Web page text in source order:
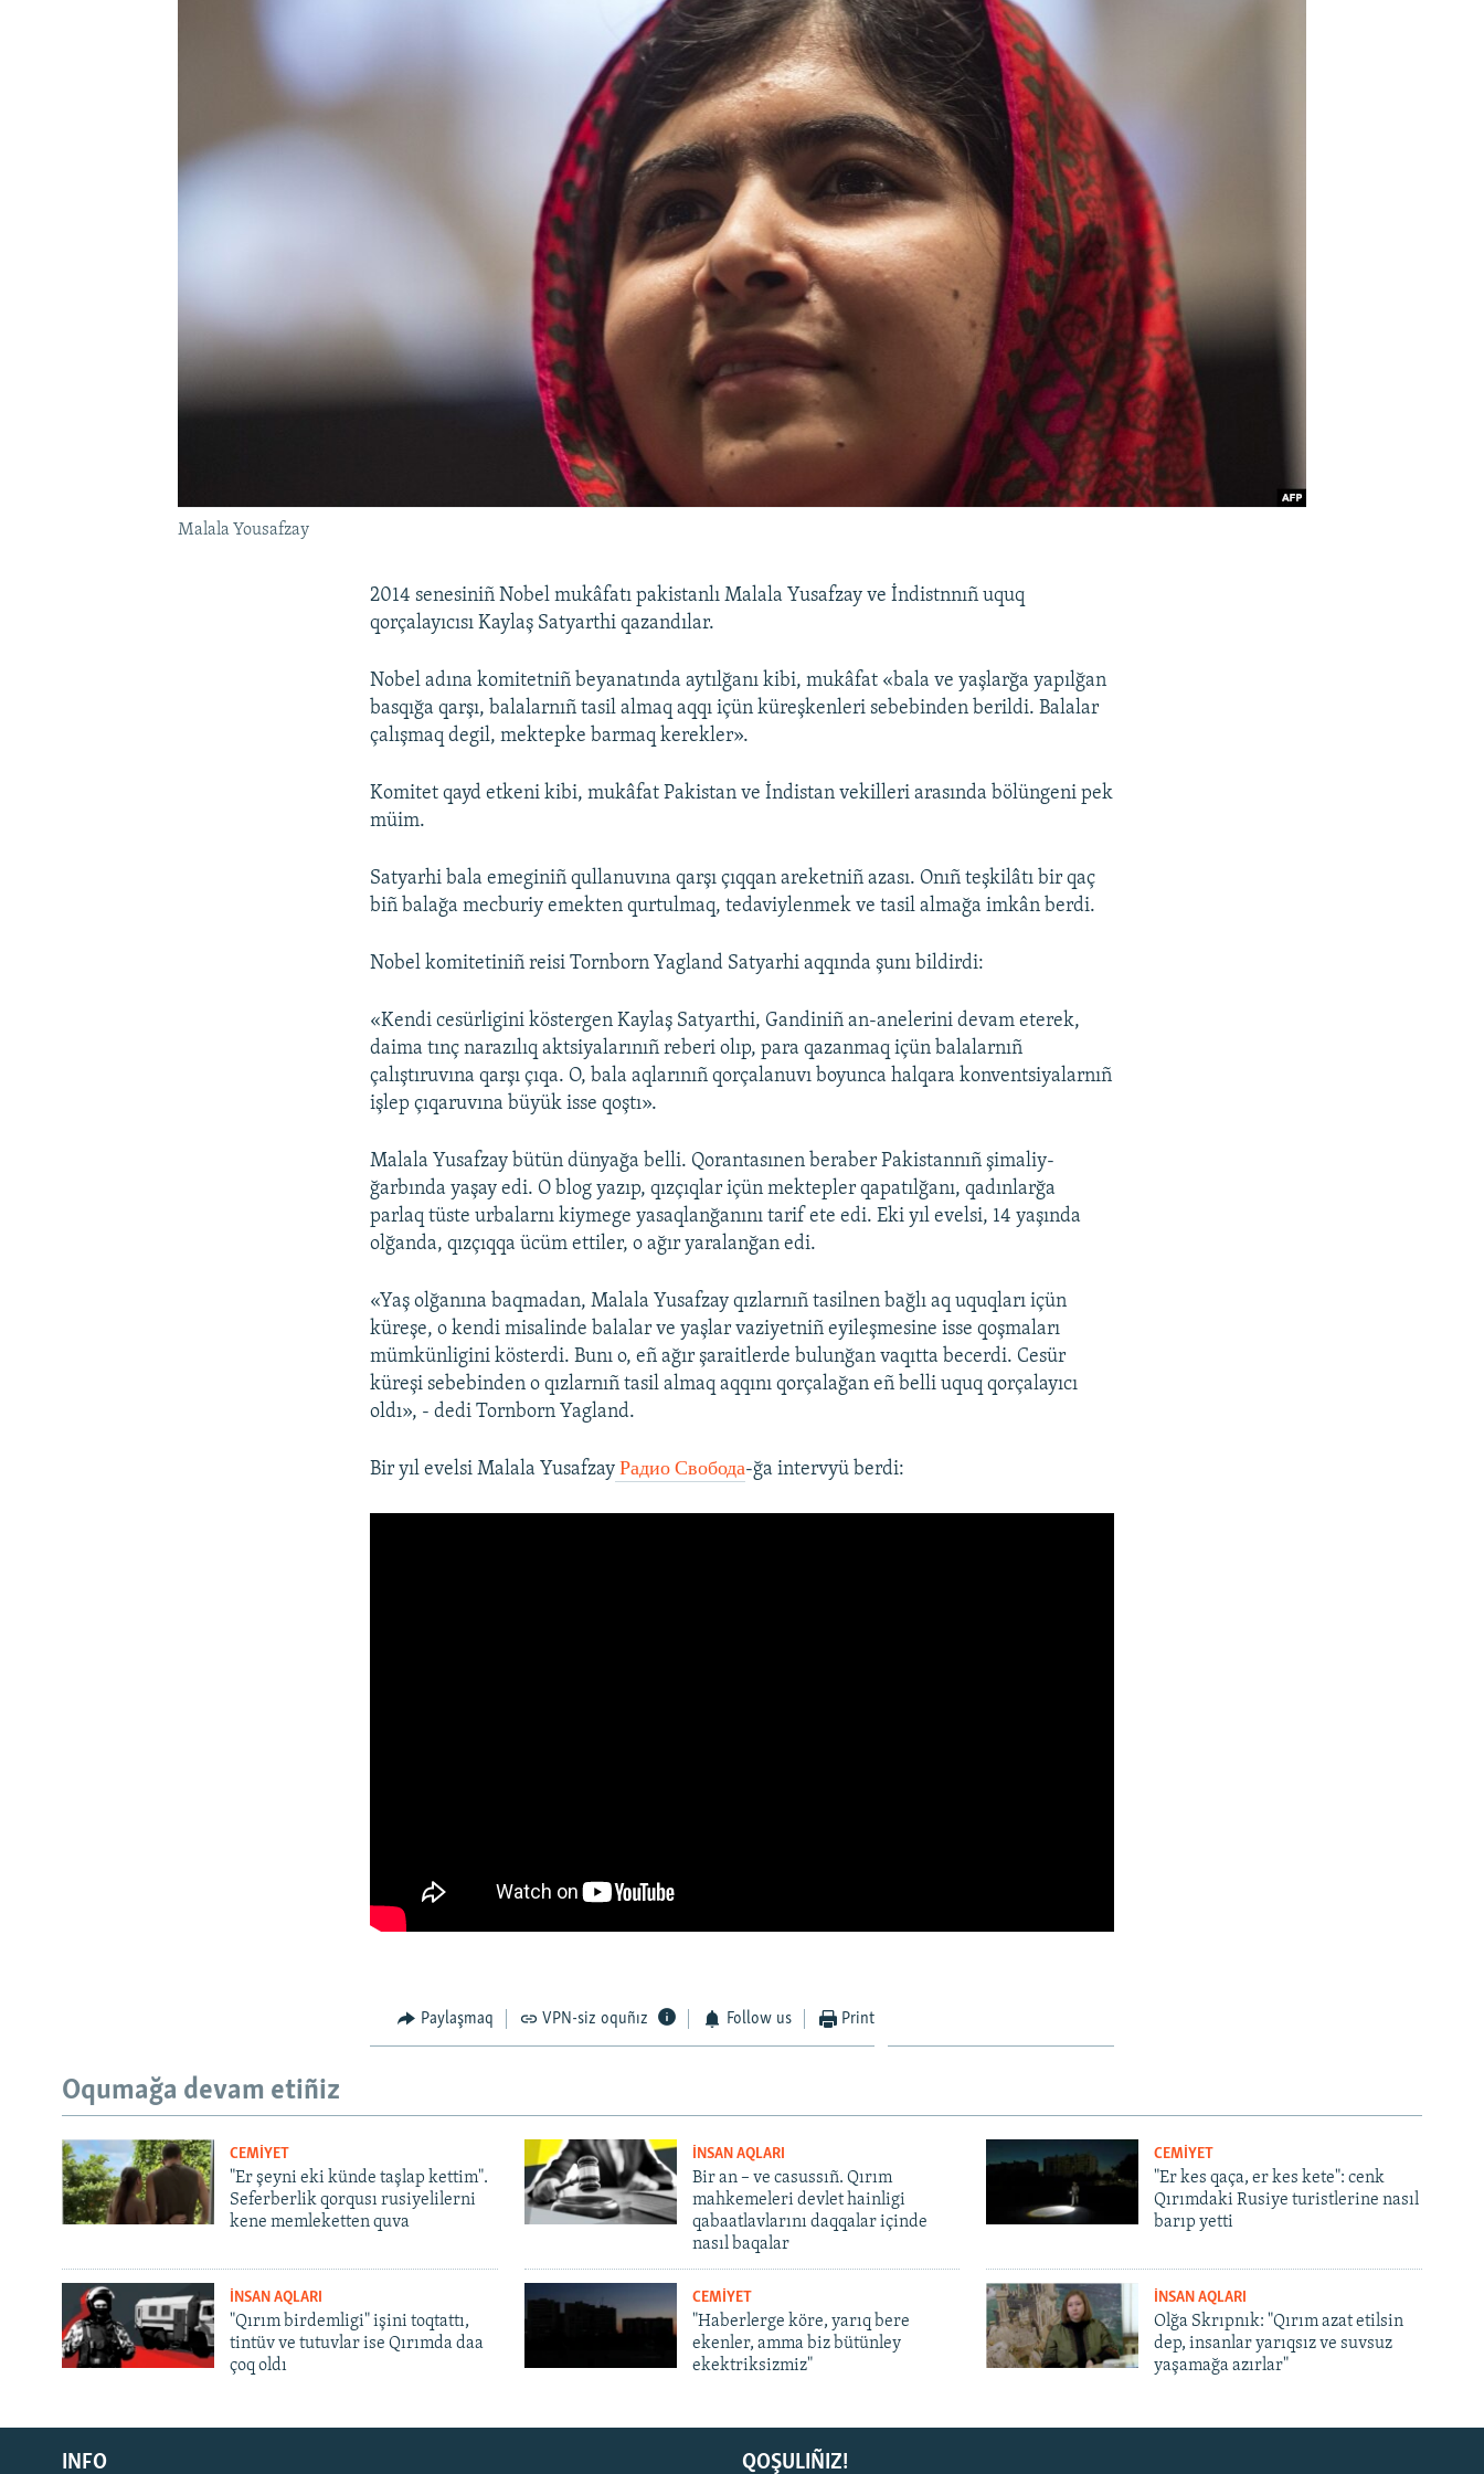
Русский
Українською
Malala Yousafzay
2014 senesiniñ Nobel mukâfatı pakistanlı Malala Yusafzay ve İndistnnıñ uquq
qorçalayıcısı Kaylaş Satyarthi qazandılar.
Nobel adına komitetniñ beyanatında aytılğanı kibi, mukâfat «bala ve yaşlarğa yapılğan
basqığa qarşı, balalarnıñ tasil almaq aqqı içün küreşkenleri sebebinden berildi. Balalar
çalışmaq degil, mektepke barmaq kerekler».
Komitet qayd etkeni kibi, mukâfat Pakistan ve İndistan vekilleri arasında bölüngeni pek
müim.
Satyarhi bala emeginiñ qullanuvına qarşı çıqqan areketniñ azası. Onıñ teşkilâtı bir qaç
biñ balağa mecburiy emekten qurtulmaq, tedaviylenmek ve tasil almağa imkân berdi.
Nobel komitetiniñ reisi Tornborn Yagland Satyarhi aqqında şunı bildirdi:
«Kendi cesürligini köstergen Kaylaş Satyarthi, Gandiniñ an-anelerini devam eterek,
daima tınç narazılıq aktsiyalarınıñ reberi olıp, para qazanmaq içün balalarnıñ
çalıştıruvına qarşı çıqa. O, bala aqlarınıñ qorçalanuvı boyunca halqara konventsiyalarnıñ
işlep çıqaruvına büyük isse qoştı».
Malala Yusafzay bütün dünyağa belli. Qorantasınen beraber Pakistannıñ şimaliy-
ğarbında yaşay edi. O blog yazıp, qızçıqlar içün mektepler qapatılğanı, qadınlarğa
parlaq tüste urbalarnı kiymege yasaqlanğanını tarif ete edi. Eki yıl evelsi, 14 yaşında
olğanda, qızçıqqa ücüm ettiler, o ağır yaralanğan edi.
«Yaş olğanına baqmadan, Malala Yusafzay qızlarnıñ tasilnen bağlı aq uquqları içün
küreşe, o kendi misalinde balalar ve yaşlar vaziyetniñ eyileşmesine isse qoşmaları
mümkünligini kösterdi. Bunı o, eñ ağır şaraitlerde bulunğan vaqıtta becerdi. Cesür
küreşi sebebinden o qızlarnıñ tasil almaq aqqını qorçalağan eñ belli uquq qorçalayıcı
oldı», - dedi Tornborn Yagland.
Bir yıl evelsi Malala Yusafzay Радио Свобода-ğa intervyü berdi:
Paylaşmaq VPN-siz oquñız Follow us Print
Oqumağa devam etiñiz
CEMİYET
"Er şeyni eki künde taşlap kettim".
Seferberlik qorqusı rusiyelilerni
kene memleketten quva
İNSAN AQLARI
Bir an – ve casussıñ. Qırım
mahkemeleri devlet hainligi
qabaatlavlarını daqqalar içinde
nasıl baqalar
CEMİYET
"Er kes qaça, er kes kete": cenk
Qırımdaki Rusiye turistlerine nasıl
barıp yetti
İNSAN AQLARI
"Qırım birdemligi" işini toqtattı,
tintüv ve tutuvlar ise Qırımda daa
çoq oldı
CEMİYET
"Haberlerge köre, yarıq bere
ekenler, amma biz bütünley
ekektriksizmiz"
İNSAN AQLARI
Olğa Skrıpnık: "Qırım azat etilsin
dep, insanlar yarıqsız ve suvsuz
yaşamağa azırlar"
QOŞULIÑIZ!
INFO